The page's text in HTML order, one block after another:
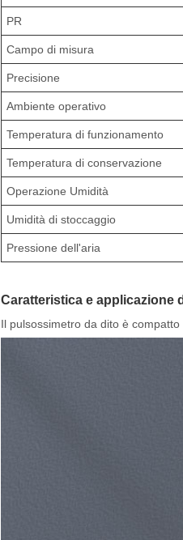
PR
Campo di misura
Precisione
Ambiente operativo
Temperatura di funzionamento
Temperatura di conservazione
Operazione Umidità
Umidità di stoccaggio
Pressione dell'aria
Caratteristica e applicazione
Il pulsossimetro da dito è